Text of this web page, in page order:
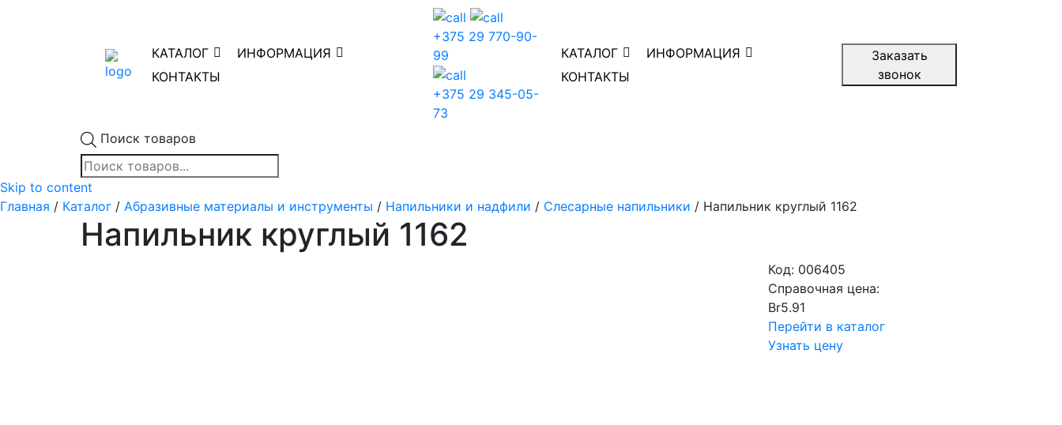
КАТАЛОГ
ИНФОРМАЦИЯ
КОНТАКТЫ
+375 29 770-90-
99
+375 29 345-05-
73
КАТАЛОГ
ИНФОРМАЦИЯ
КОНТАКТЫ
Заказать
звонок
Поиск товаров
Skip to content
Главная / Каталог / Абразивные материалы и инструменты / Напильники и надфили / Слесарные напильники / Напильник круглый 1162
Напильник круглый 1162
Код: 006405
Справочная цена:
Br5.91
Перейти в каталог
Узнать цену